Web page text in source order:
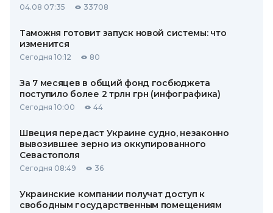
04.08 07:35 33708
Таможня готовит запуск новой системы: что
изменится
Сегодня 10:12 80
За 7 месяцев в общий фонд госбюджета
поступило более 2 трлн грн (инфографика)
Сегодня 10:00 44
Швеция передаст Украине судно, незаконно
вывозившее зерно из оккупированного
Севастополя
Сегодня 08:49 36
Украинские компании получат доступ к
свободным государственным помещениям